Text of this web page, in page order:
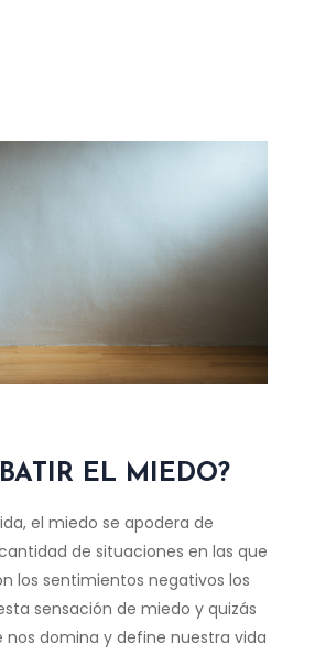
EL MIEDO?
el miedo se apodera de
de situaciones en las que
los sentimientos negativos los
sensación de miedo y quizás
domina y define nuestra vida